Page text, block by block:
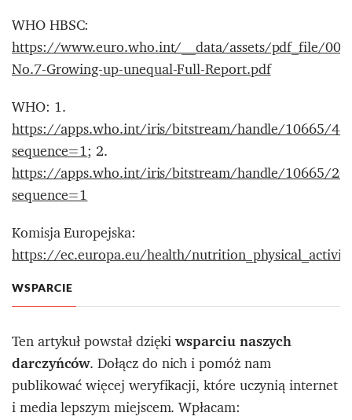
WHO HBSC:
https://www.euro.who.int/__data/assets/pdf_file/
No.7-Growing-up-unequal-Full-Report.pdf
WHO: 1.
https://apps.who.int/iris/bitstream/handle/10665/
sequence=1; 2.
https://apps.who.int/iris/bitstream/handle/10665/
sequence=1
Komisja Europejska:
https://ec.europa.eu/health/
WSPARCIE
Ten artykuł powstał dziękiwsparciu naszych
darczyńców. Dołącz do nich i pomóż nam
publikować więcej weryfikacji, które uczynią internet
i media lepszym miejscem. Wpłacam: